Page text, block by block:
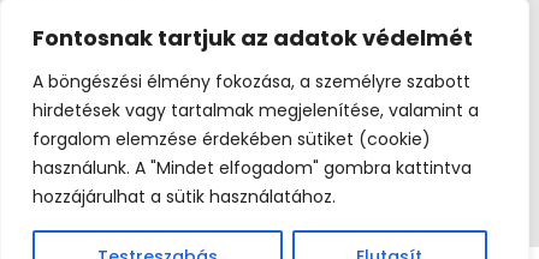
Fontosnak tartjuk az adatok védelmét
A böngészési élmény fokozása, a személyre szabott
hirdetések vagy tartalmak megjelenítése, valamint a
forgalom elemzése érdekében sütiket (cookie)
használunk. A "Mindet elfogadom" gombra kattintva
hozzájárulhat a sütik használatához.
Szerviz és karbantartás
Tel: (06-20)3268654
Tel: (06-1) 436-0384